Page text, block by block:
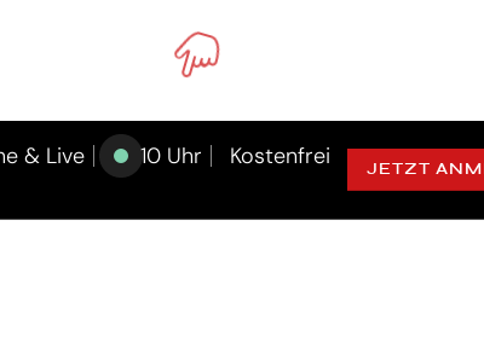
& Live 10 Uhr Kostenfrei JETZT